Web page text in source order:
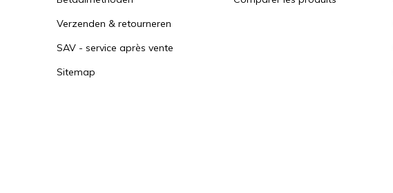
Verzenden & retourneren
SAV - service après vente
Sitemap